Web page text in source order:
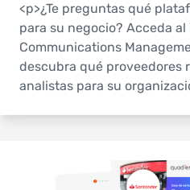
<p>¿Te preguntas qué
para su negocio? Acceda
Communications
descubra qué proveedores
analistas para su